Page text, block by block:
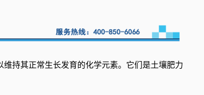
持其正常生长发育的化学元素。它们是土壤肥力